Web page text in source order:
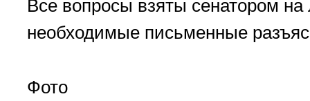
Все вопросы взяты сенатором
необходимые письменные
Фото